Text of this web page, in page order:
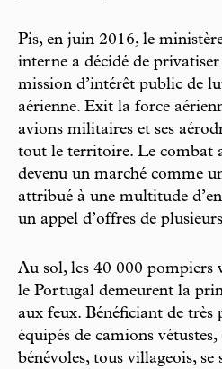
Pis, en juin 2016, le
interne a décidé de
mission d’intérêt public de
aérienne. Exit la force
avions militaires et ses
tout le territoire. Le combat
devenu un marché comme
attribué à une multitude
un appel d’offres de
Au sol, les 40 000 pompiers
le Portugal demeurent la
aux feux. Bénéficiant de très
équipés de camions
bénévoles, tous villageois, se